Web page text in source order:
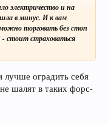
электричество и на
в минус. И к вам
торговать без стоп
стоит страховаться
лучше оградить себя
шалят в таких форс-